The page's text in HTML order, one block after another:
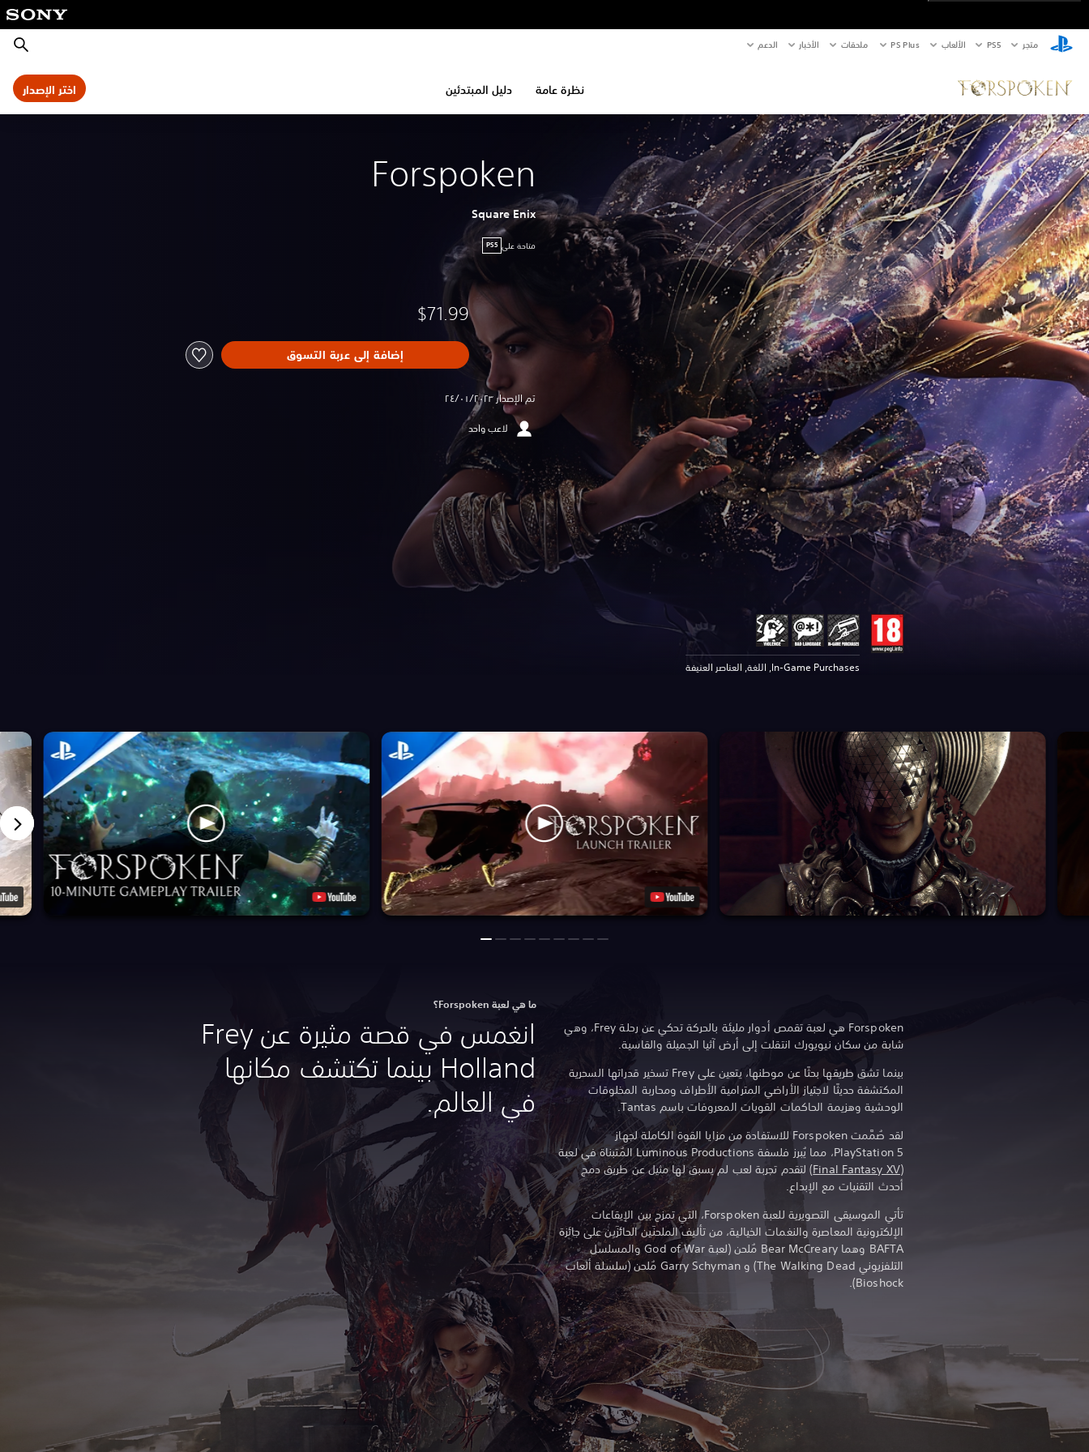
متجر PS5‏ الألعاب PS Plus ملحقات الأخبار الدعم بحث
نظرة عامة دليل المبتدئين اختر الإصدار
Forspoken
Square Enix
متاحة على PS5
$71.99
إضافة إلى عربة التسوق
تم الإصدار ٢٤/٠١/٢٠٢٣
لاعب واحد
In-Game Purchases, اللغة, العناصر العنيفة
ما هي لعبة Forspoken‏؟
انغمس في قصة مثيرة عن Frey
Holland بينما تكتشف مكانها
في العالم.
Forspoken هي لعبة تقمص أدوار مليئة بالحركة تحكي عن رحلة Frey، وهي
شابة من سكان نيويورك انتقلت إلى أرض آثيا الجميلة والقاسية.
بينما تشق طريقها بحثًا عن موطنها، يتعين على Frey تسخير قدراتها السحرية
المكتشفة حديثًا لاجتياز الأراضي المترامية الأطراف ومحاربة المخلوقات
الوحشية وهزيمة الحاكمات القويات المعروفات باسم Tantas.
لقد صُمَّمت Forspoken للاستفادة من مزايا القوة الكاملة لجهاز
PlayStation 5، مما يُبرز فلسفة Luminous Productions المُتبناة في لعبة
(
Final Fantasy XV) لتقدم تجربة لعب لم يسبق لها مثيل عن طريق دمج
أحدث التقنيات مع الإبداع.
تأتي الموسيقى التصويرية للعبة Forspoken، التي تمزج بين الإيقاعات
الإلكترونية المعاصرة والنغمات الخيالية، من تأليف الملحنَين الحائزَين على جائزة
BAFTA وهما Bear McCreary مُلحن (لعبة God of War والمسلسل
التلفزيوني The Walking Dead) و Garry Schyman مُلحن (سلسلة ألعاب
Bioshock).